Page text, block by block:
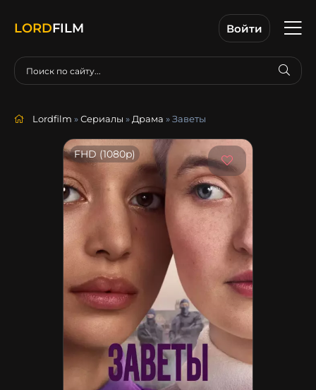
LORDFILM Войти
Lordfilm »Сериалы » Драма » Заветы
FHD (1080p)